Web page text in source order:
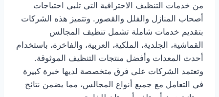
من خدمات التنظيف الاحترافية التي تلبي احتياجات
أصحاب المنازل والفلل والقصور. وتتميز هذه الشركات
بتقديم خدمات شاملة تشمل تنظيف المجالس
القماشية، الجلدية، الملكية، العربية، والفاخرة، باستخدام
أحدث المعدات وأفضل منتجات التنظيف الموثوقة.
وتعتمد الشركات على فرق متخصصة لديها خبرة كبيرة
في التعامل مع جميع أنواع المجالس، مما يضمن نتائج